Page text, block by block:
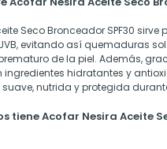
Seco Bronceador SPF30 sirve
evitando así quemaduras
de la piel. Además,
hidratantes y
nutrida y protegida
tiene Acofar Nesira Aceite